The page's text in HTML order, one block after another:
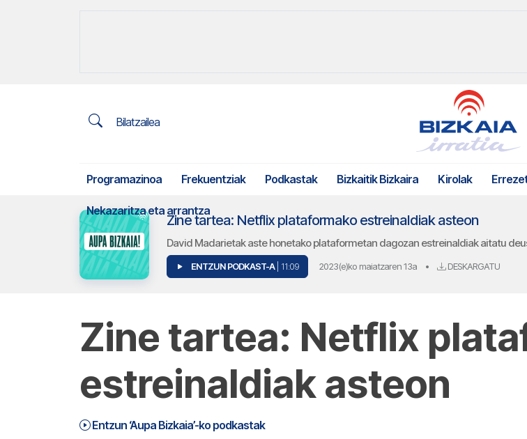
Bilatzailea
Programazinoa Frekuentziak Podkastak Bizkaitik Bizkaira Kirolak
Nekazaritza eta arrantza
Zine tartea: Netflix plataformako estreinaldiak asteon
David Madarietak aste honetako plataformetan dagozan estreinaldiak aitatu
ENTZUN PODKAST-A | 11:09 2023(e)ko maiatzaren 13a • DESKARGATU
Zine tartea: Netflix
estreinaldiak asteon
Entzun ‘Aupa Bizkaia’-ko podkastak